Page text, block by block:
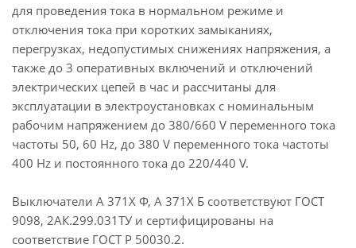
для проведения тока в нормальном режиме и
отключения тока при коротких замыканиях,
перегрузках, недопустимых снижениях напряжения, а
также до 3 оперативных включений и отключений
электрических цепей в час и рассчитаны для
эксплуатации в электроустановках с номинальным
рабочим напряжением до 380/660 V переменного тока
частоты 50, 60 Hz, до 380 V переменного тока частоты
400 Hz и постоянного тока до 220/440 V.
Выключатели А 371Х Ф, А 371Х Б соответствуют ГОСТ
9098, 2АК.299.031ТУ и сертифицированы на
соответствие ГОСТ Р 50030.2.